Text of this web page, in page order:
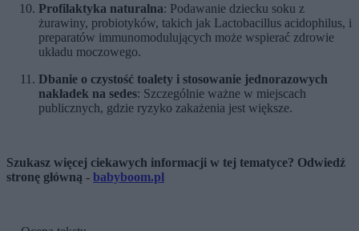
Profilaktyka naturalna: Podawanie dziecku soku z
żurawiny, probiotyków, takich jak Lactobacillus acidophilus, i
preparatów immunomodulujących może wspierać zdrowie
układu moczowego.
Dbanie o czystość toalety i stosowanie jednorazowych
nakładek na sedes: Szczególnie ważne w miejscach
publicznych, gdzie ryzyko zakażenia jest większe.
Szukasz więcej ciekawych informacji w tej tematyce? Odwiedź
stronę główną - babyboom.pl